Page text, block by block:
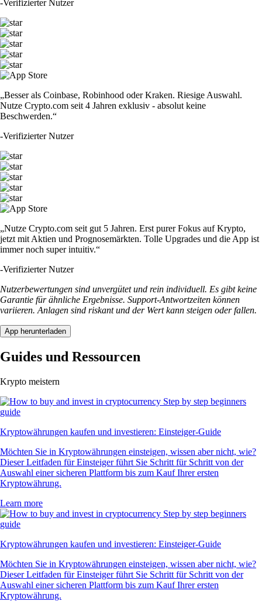
-Verifizierter Nutzer
„Besser als Coinbase, Robinhood oder Kraken. Riesige Auswahl.
Nutze Crypto.com seit 4 Jahren exklusiv - absolut keine
Beschwerden.“
-Verifizierter Nutzer
„Nutze Crypto.com seit gut 5 Jahren. Erst purer Fokus auf Krypto,
jetzt mit Aktien und Prognosemärkten. Tolle Upgrades und die App ist
immer noch super intuitiv.“
-Verifizierter Nutzer
Nutzerbewertungen sind unvergütet und rein individuell. Es gibt keine
Garantie für ähnliche Ergebnisse. Support-Antwortzeiten können
variieren. Anlagen sind riskant und der Wert kann steigen oder fallen.
App herunterladen
Guides und Ressourcen
Krypto meistern
Kryptowährungen kaufen und investieren: Einsteiger-Guide
Möchten Sie in Kryptowährungen einsteigen, wissen aber nicht, wie?
Dieser Leitfaden für Einsteiger führt Sie Schritt für Schritt von der
Auswahl einer sicheren Plattform bis zum Kauf Ihrer ersten
Kryptowährung.
Learn more
Kryptowährungen kaufen und investieren: Einsteiger-Guide
Möchten Sie in Kryptowährungen einsteigen, wissen aber nicht, wie?
Dieser Leitfaden für Einsteiger führt Sie Schritt für Schritt von der
Auswahl einer sicheren Plattform bis zum Kauf Ihrer ersten
Kryptowährung.